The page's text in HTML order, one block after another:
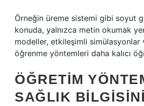
Örneğin üreme sistemi gibi soyut
konuda, yalnızca metin okumak
modeller, etkileşimli simülasyonlar
öğrenme yöntemleri daha kalıcı
ÖĞRETIM
SAĞLIK